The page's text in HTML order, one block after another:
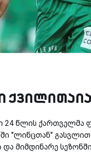
24 წლის
''ლინცთან''
მიმდინარე